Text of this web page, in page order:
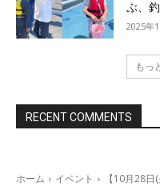
ぶ、
2025年
もっ
RECENT COMMENTS